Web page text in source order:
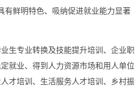
有鲜明特色、吸纳促进就业能力显著
生专业转换及技能提升培训、企业职
就业、得到人力资源市场和用人单位
才培训、生活服务人才培训、乡村振